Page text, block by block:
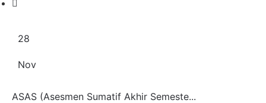
28
Nov
ASAS (Asesmen Sumatif Akhir Semeste...